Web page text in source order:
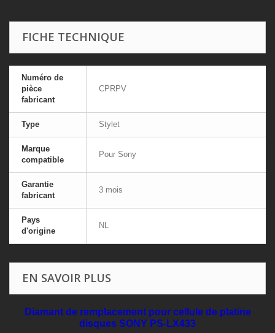
FICHE TECHNIQUE
Numéro de
pièce
fabricant
CPRPV
Type Stylet
Marque
compatible
Pour Sony
Garantie
fabricant
3 mois
Pays
d'origine
NL
EN SAVOIR PLUS
Diamant de remplacement pour cellule de platine
disques SONY PS-LX433